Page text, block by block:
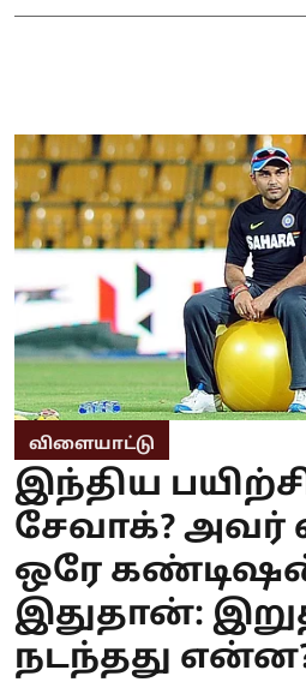
விளையாட்டு
இந்திய
சேவாக்? அவர்
ஒரே
இதுதான்:
நடந்தது